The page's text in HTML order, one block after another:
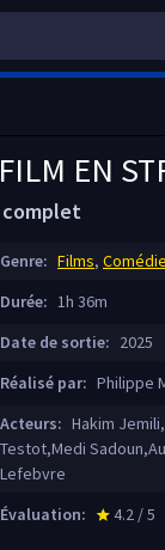
EN
complet
Genre: Films, Comédie
Durée: 1h 36m
Date de sortie: 2025
Réalisé par: Philippe
Acteurs: Hakim
Testot,Medi
Lefebvre
Évaluation:
4.2 / 5